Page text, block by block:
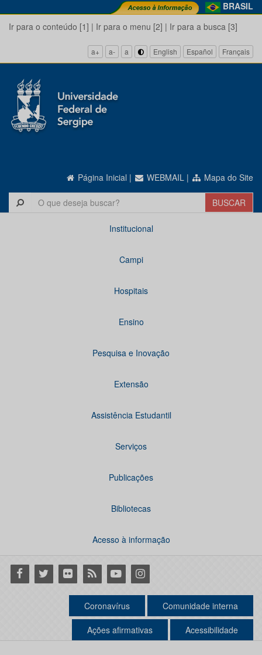
BRASIL
Ir para o conteúdo [1] | Ir para o menu [2] | Ir para a busca [3]
a+ a- a English Español Français
Página Inicial | WEBMAIL | Mapa do Site
Institucional
Campi
Hospitais
Ensino
Pesquisa e Inovação
Extensão
Assistência Estudantil
Serviços
Publicações
Bibliotecas
Acesso à informação
Facebook
Twitter Flickr RSS YoutubeInstagram
Coronavírus Comunidade interna
Ações afirmativas Acessibilidade